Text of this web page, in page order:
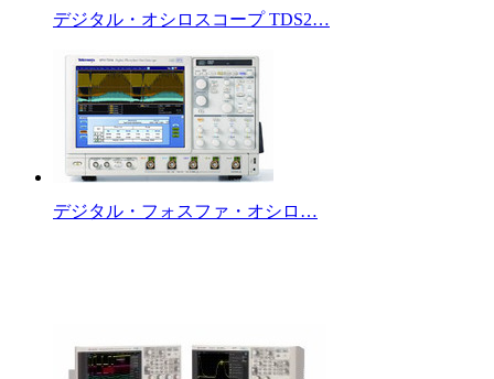
デジタル・オシロスコープ TDS2…
デジタル・フォスファ・オシロ…